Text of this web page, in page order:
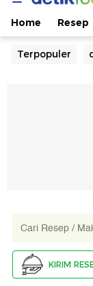
Home Resep
Terpopuler
KIRIM